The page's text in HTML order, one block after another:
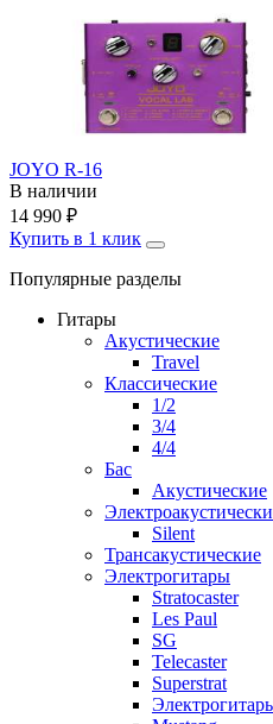
JOYO R-16
В наличии
14 990 ₽
Купить в 1 клик
Популярные разделы
Гитары
Акустические
Travel
Классические
1/2
3/4
4/4
Бас
Акустические
Silent
Трансакустические
Электрогитары
Stratocaster
Les Paul
SG
Telecaster
Superstrat